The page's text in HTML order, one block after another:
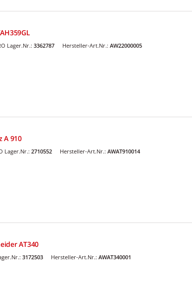
Lager.Nr.: 3362787 Hersteller-Art.Nr.: AW22000005
A 910
Lager.Nr.: 2710552 Hersteller-Art.Nr.: AWAT910014
AT340
3172503 Hersteller-Art.Nr.: AWAT340001